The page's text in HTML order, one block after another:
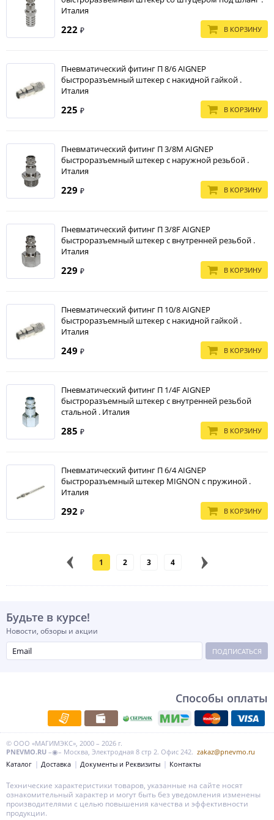
Италия
222 ₽ В КОРЗИНУ
Пневматический фитинг П 8/6 AIGNEP
быстроразъемный штекер с накидной гайкой .
Италия
225 ₽ В КОРЗИНУ
Пневматический фитинг П 3/8M AIGNEP
быстроразъемный штекер с наружной резьбой .
Италия
229 ₽ В КОРЗИНУ
Пневматический фитинг П 3/8F AIGNEP
быстроразъемный штекер с внутренней резьбой .
Италия
229 ₽ В КОРЗИНУ
Пневматический фитинг П 10/8 AIGNEP
быстроразъемный штекер с накидной гайкой .
Италия
249 ₽ В КОРЗИНУ
Пневматический фитинг П 1/4F AIGNEP
быстроразъемный штекер с внутренней резьбой
стальной . Италия
285 ₽ В КОРЗИНУ
Пневматический фитинг П 6/4 AIGNEP
быстроразъемный штекер MIGNON с пружиной .
Италия
292 ₽ В КОРЗИНУ
1 2 3 4
Будьте в курсе!
Новости, обзоры и акции
ПОДПИСАТЬСЯ
Способы оплаты
© ООО «МАГИМЭКС», 2000 – 2026 г.
PNEVMO.RU –◉– Москва, Электродная 8 стр 2. Офис 242. zakaz@pnevmo.ru
Каталог
Доставка Документы и Реквизиты Контакты
Технические характеристики товаров, указанные на сайте носят
ознакомительный характер и могут быть без уведомления изменены
производителями с целью повышения качества и эффективности
продукции.